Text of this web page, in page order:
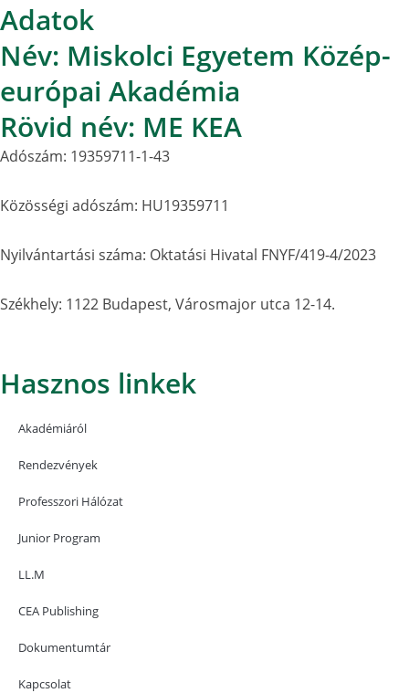
Adatok
Név: Miskolci Egyetem Közép-
európai Akadémia
Rövid név: ME KEA
Adószám: 19359711-1-43
Közösségi adószám: HU19359711
Nyilvántartási száma: Oktatási Hivatal FNYF/419-4/2023
Székhely: 1122 Budapest, Városmajor utca 12-14.
Hasznos linkek
Akadémiáról
Rendezvények
Professzori Hálózat
Junior Program
LL.M
CEA Publishing
Dokumentumtár
Kapcsolat